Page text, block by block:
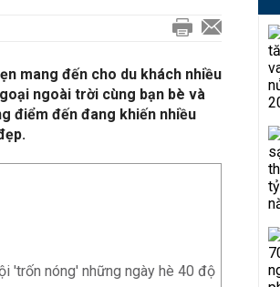
mang đến cho du khách nhiều
ngoài trời cùng bạn bè và
điểm đến đang khiến nhiều
'trốn nóng' những ngày hè 40 độ